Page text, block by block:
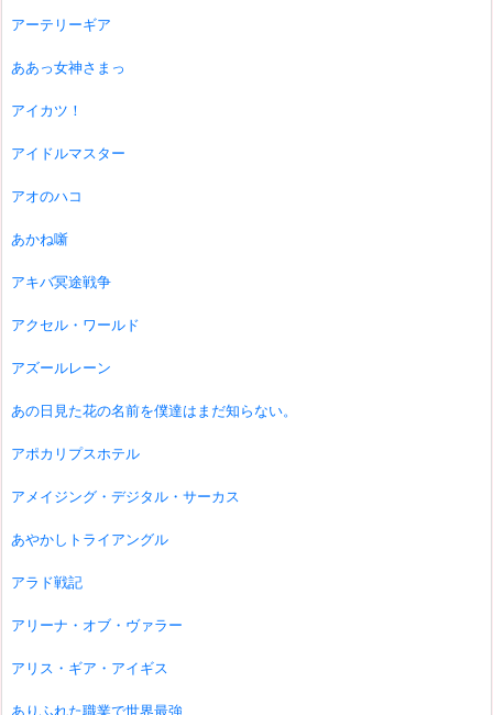
アーテリーギア
ああっ女神さまっ
アイカツ！
アイドルマスター
アオのハコ
あかね噺
アキバ冥途戦争
アクセル・ワールド
アズールレーン
あの日見た花の名前を僕達はまだ知らない。
アポカリプスホテル
アメイジング・デジタル・サーカス
あやかしトライアングル
アラド戦記
アリーナ・オブ・ヴァラー
アリス・ギア・アイギス
ありふれた職業で世界最強